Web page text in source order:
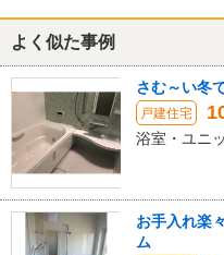
よく似た事例
さむ～い冬
戸建住宅
浴室・ユニ
お手入れ楽
ム